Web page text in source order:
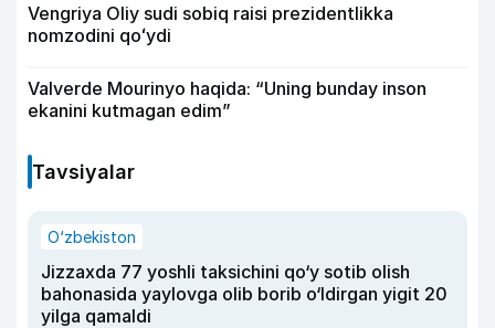
Vengriya Oliy sudi sobiq raisi prezidentlikka
nomzodini qoʻydi
Valverde Mourinyo haqida: “Uning bunday inson
ekanini kutmagan edim”
Tavsiyalar
O‘zbekiston
Jizzaxda 77 yoshli taksichini qo‘y sotib olish
bahonasida yaylovga olib borib o‘ldirgan yigit 20
yilga qamaldi